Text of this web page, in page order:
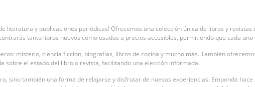
literatura y publicaciones periódicas! Ofrecemos una colección única de libros y
tanto libros nuevos como usados a precios accesibles, permitiendo que cada
misterio, ciencia ficción, biografías, libros de cocina y mucho más. También
sobre el estado del libro o revista, facilitando una elección informada.
sino también una forma de relajarse y disfrutar de nuevas experiencias. Emponda